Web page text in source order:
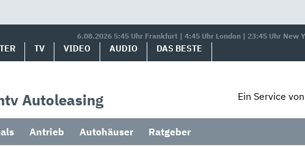
6.08.2026 5:45 Uhr Frankfurt | 4:45 Uhr London | 23:45 Uhr New
TV VIDEO AUDIO DAS BESTE
Autoleasing Ein Service von
Antrieb Autohäuser Ratgeber